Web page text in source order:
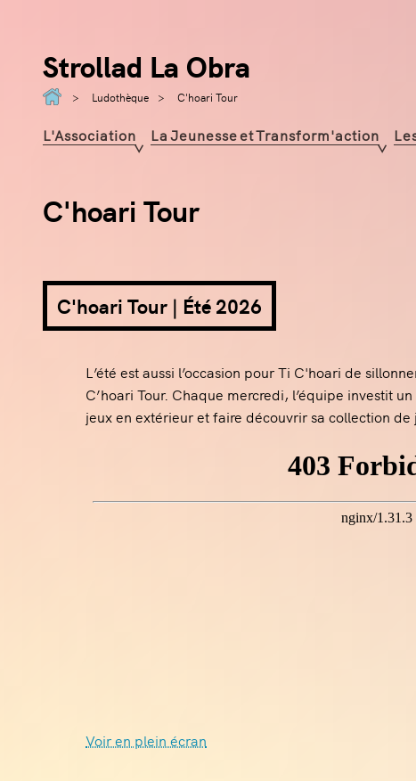
Strollad La Obra
Ludothèque C'hoari Tour
L'Association La Jeunesse et Transform'action
C'hoari Tour
C'hoari Tour | Été 2026
L’été est aussi l’occasion pour Ti C'hoari de
C’hoari Tour. Chaque mercredi, l’équipe investit
jeux en extérieur et faire découvrir sa collection de
Voir en plein écran